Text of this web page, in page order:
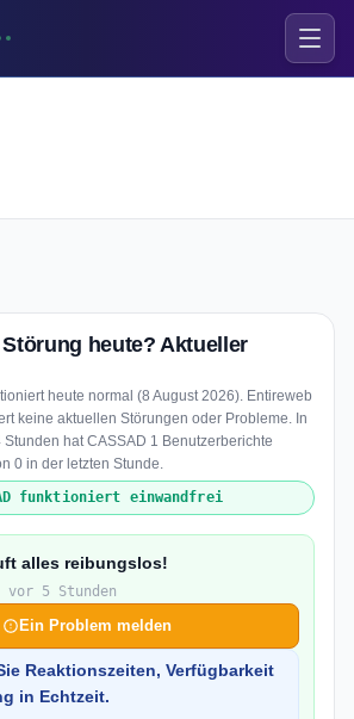
heute? Aktueller
heute normal (8 August 2026). Entireweb
keine aktuellen Störungen oder Probleme. In
hat CASSAD 1 Benutzerberichte
0 in der letzten Stunde.
funktioniert einwandfrei
alles reibungslos!
vor 5 Stunden
Ein Problem melden
Reaktionszeiten, Verfügbarkeit
in Echtzeit.